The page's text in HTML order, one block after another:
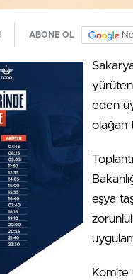
ABONE OL
eden
olağan
eşya
Komite